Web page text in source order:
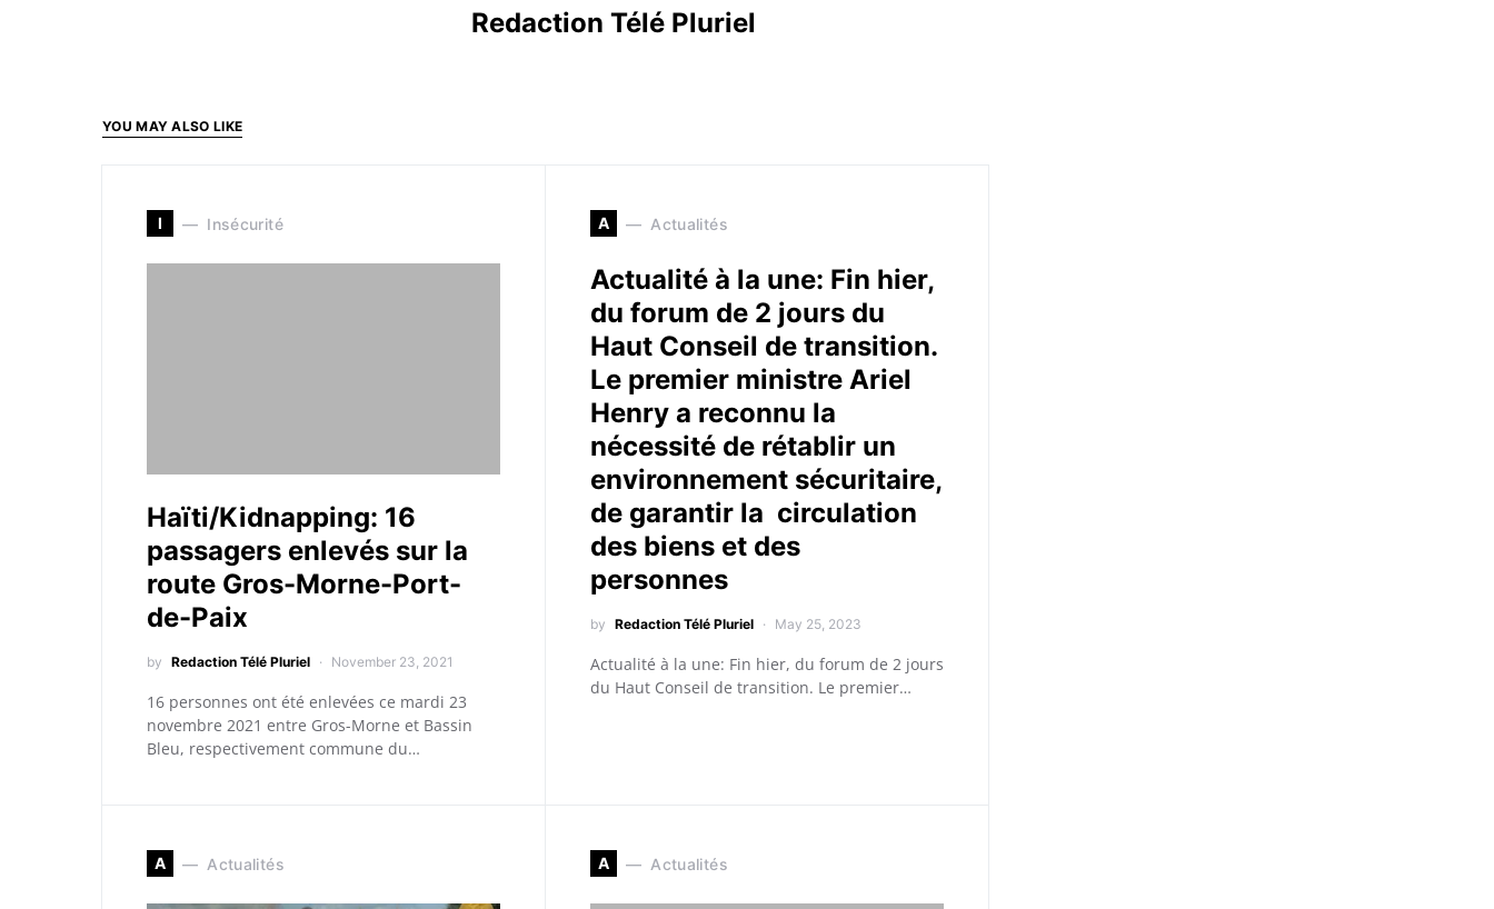
Redaction Télé Pluriel
YOU MAY ALSO LIKE
I Insécurité
Haïti/Kidnapping: 16
passagers enlevés sur la
route Gros-Morne-Port-
de-Paix
by Redaction Télé Pluriel November 23, 2021
16 personnes ont été enlevées ce mardi 23
novembre 2021 entre Gros-Morne et Bassin
Bleu, respectivement commune du…
A Actualités
Actualité à la une: Fin hier,
du forum de 2 jours du
Haut Conseil de transition.
Le premier ministre Ariel
Henry a reconnu la
nécessité de rétablir un
environnement sécuritaire,
de garantir la circulation
des biens et des
personnes
by Redaction Télé Pluriel May 25, 2023
Actualité à la une: Fin hier, du forum de 2 jours
du Haut Conseil de transition. Le premier…
A Actualités A Actualités